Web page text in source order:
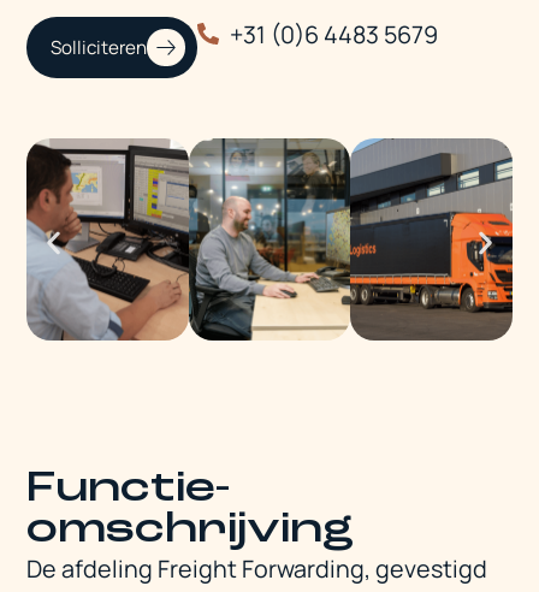
Solliciteren +31 (0)6 4483 5679
Functie-
omschrijving
De afdeling Freight Forwarding, gevestigd